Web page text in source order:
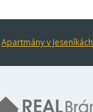
Apartmány v Jeseníkách